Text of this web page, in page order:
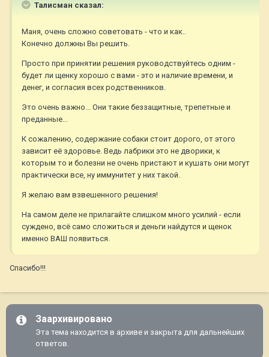
Талисман сказал:
Маня, очень сложно советовать - что и как..
Конечно должны Вы решить.
Просто при принятии решения руководствуйтесь одним -
будет ли щенку хорошо с вами - это и наличие времени, и
денег, и согласия всех родственников.
Это очень важно... Они такие беззащитные, трепетные и
преданные...
К сожалению, содержание собаки стоит дорого, от этого
зависит её здоровье. Ведь лабрики это не дворики, к
которым то и болезни не очень пристают и кушать они могут
практически все, ну иммунитет у них такой.
Я желаю вам взвешенного решения!
На самом деле не прилагайте слишком много усилий - если
суждено, всё само сложиться и деньги найдутся и щенок
именно ВАШ появиться.
Спасибо!!!
Заархивировано
Эта тема находится в архиве и закрыта для дальнейших
ответов.